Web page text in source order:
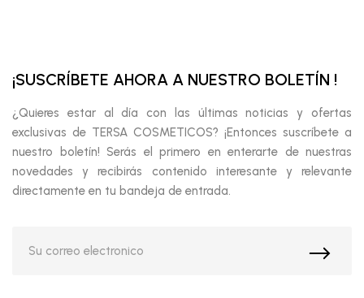
¡SUSCRÍBETE AHORA A NUESTRO BOLETÍN !
¿Quieres estar al día con las últimas noticias y ofertas
exclusivas de TERSA COSMETICOS? ¡Entonces suscríbete a
nuestro boletín! Serás el primero en enterarte de nuestras
novedades y recibirás contenido interesante y relevante
directamente en tu bandeja de entrada.